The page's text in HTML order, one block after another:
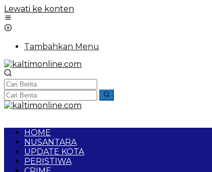
Lewati ke konten
Tambahkan Menu
HOME
NUSANTARA
UPDATE KOTA
PERISTIWA